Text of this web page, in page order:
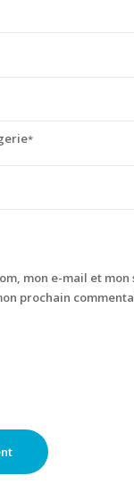
*
mon e-mail et mon
prochain